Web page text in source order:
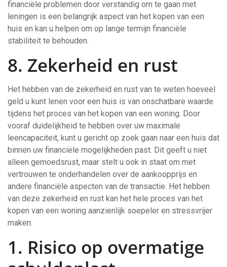
financiële problemen door verstandig om te gaan met
leningen is een belangrijk aspect van het kopen van een
huis en kan u helpen om op lange termijn financiële
stabiliteit te behouden.
8. Zekerheid en rust
Het hebben van de zekerheid en rust van te weten hoeveel
geld u kunt lenen voor een huis is van onschatbare waarde
tijdens het proces van het kopen van een woning. Door
vooraf duidelijkheid te hebben over uw maximale
leencapaciteit, kunt u gericht op zoek gaan naar een huis dat
binnen uw financiële mogelijkheden past. Dit geeft u niet
alleen gemoedsrust, maar stelt u ook in staat om met
vertrouwen te onderhandelen over de aankoopprijs en
andere financiële aspecten van de transactie. Het hebben
van deze zekerheid en rust kan het hele proces van het
kopen van een woning aanzienlijk soepeler en stressvrijer
maken.
1. Risico op overmatige